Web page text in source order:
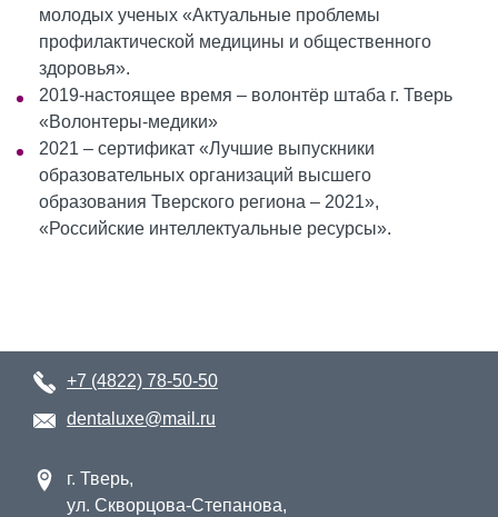
молодых ученых «Актуальные проблемы
профилактической медицины и общественного
здоровья».
2019-настоящее время – волонтёр штаба г. Тверь
«Волонтеры-медики»
2021 – сертификат «Лучшие выпускники
образовательных организаций высшего
образования Тверского региона – 2021»,
«Российские интеллектуальные ресурсы».
+7 (4822) 78-50-50
dentaluxe@mail.ru
г. Тверь,
ул. Скворцова-Степанова,